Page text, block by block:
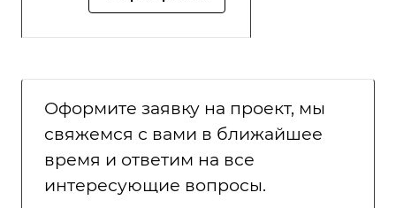
Оформите заявку на проект, мы
свяжемся с вами в ближайшее
время и ответим на все
интересующие вопросы.